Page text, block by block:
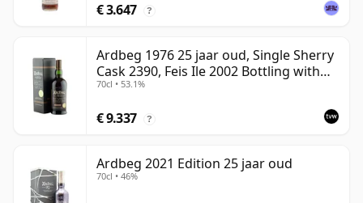
€ 3.647 ?
Ardbeg 1976 25 jaar oud, Single Sherry
Cask 2390, Feis Ile 2002 Bottling with
Box
70cl • 53.1%
€ 9.337 ?
Ardbeg 2021 Edition 25 jaar oud
70cl • 46%